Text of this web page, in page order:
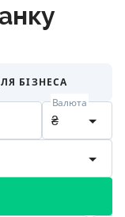
БІЗНЕСА
₴
Валюта